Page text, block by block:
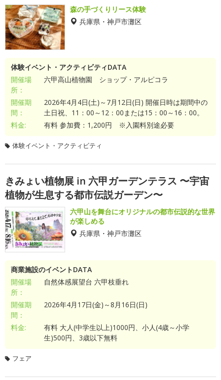
森の手づくりリース体験
兵庫県・神戸市灘区
体験イベント・アクティビティDATA
開催場
所：
六甲高山植物園 ショップ・アルピコラ
開催期
間：
2026年4月4日(土)～7月12日(日) 開催日時は期間中の
土日祝、11：00～12：00または15：00～16：00。
料金:
有料 参加費：1,200円 ※入園料別途必要
体験イベント・アクティビティ
きみょい植物展 in 六甲ガーデンテラス 〜宇宙
植物が生息する都市伝説ガーデン〜
六甲山を舞台にオリジナルの都市伝説的な世界
が楽しめる
兵庫県・神戸市灘区
商業施設のイベントDATA
開催場
所：
自然体感展望台 六甲枝垂れ
開催期
間：
2026年4月17日(金)～8月16日(日)
料金:
有料 大人(中学生以上)1000円、小人(4歳～小学
生)500円、3歳以下無料
フェア